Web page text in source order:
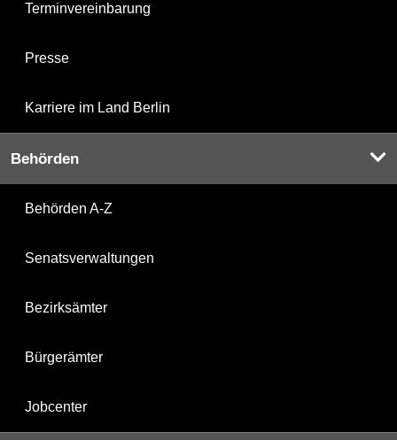
Terminvereinbarung
Presse
Karriere im Land Berlin
Behörden
Behörden A-Z
Senatsverwaltungen
Bezirksämter
Bürgerämter
Jobcenter